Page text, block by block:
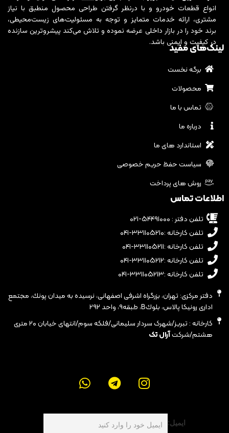
انواع قطعات خودرو و با درنظر گرفتن طراحی محصول منطبق با نیاز
مشتری، ارائه خدمات متمایز و توجه به مسئولیت‌های زیست‌محیطی،
برند خود را در بازار داخلی عرضه نموده و تلاش می‌کند پیشروترین سازنده
در کیفیت و ایمنی باشد.
لینک‌های مفید
برگه نخست
محصولات
تماس با ما
درباره ما
استاندارد های ما
سیاست حفظ حریم خصوصی
روش های پرداخت
اطلاعات تماس
تلفن دفتر : ۵۴۴۹۱۰۰۰-۰۲۱
تلفن کارخانه :۳۳۱۱۰۵۲۱۰-۰۴۱
تلفن کارخانه :۳۳۱۱۰۵۲۱۱-۰۴۱
تلفن کارخانه :۳۳۱۱۰۵۲۱۲-۰۴۱
تلفن کارخانه :۳۳۱۱۰۵۲۱۳-۰۴۱
دفتر مرکزی: تهران، بزرگراه اشرفى اصفهانى، نرسيده به ميدان پونك، مجتمع
ادارى رونيكا پالاس، بلوكB، طبقه٩، واحد ٢٩٢
کارخانه : تبریز/شهرک سردار سلیمانی/فلکه سوم/انتهای خیابان ۲۰ متری
هشتم/شرکتآرال تک
ایمیل: